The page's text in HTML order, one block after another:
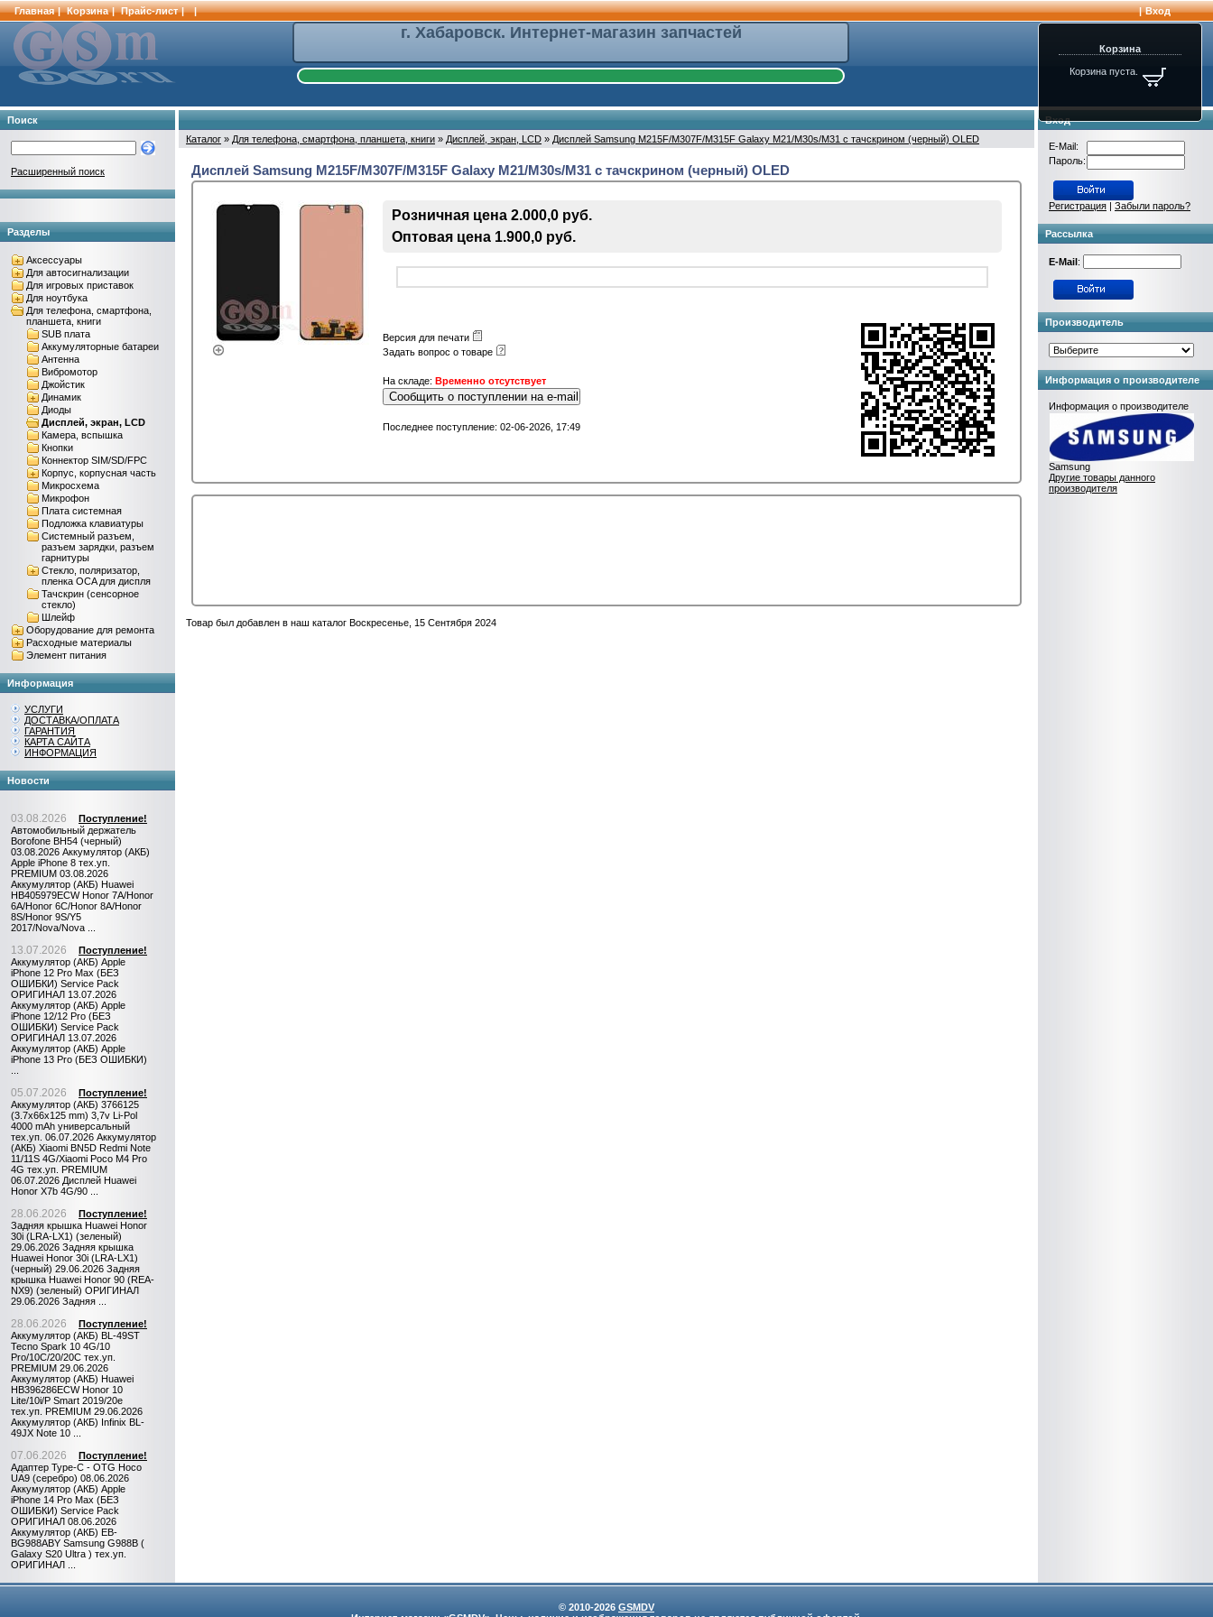
Главная | Корзина | Прайс-лист | | | Вход
г. Хабаровск. Интернет-магазин запчастей
Поиск
Расширенный поиск
Разделы
Аксессуары
Для автосигнализации
Для игровых приставок
Для ноутбука
Для телефона, смартфона,
планшета, книги
SUB плата
Аккумуляторные батареи
Антенна
Вибромотор
Джойстик
Динамик
Диоды
Дисплей, экран, LCD
Камера, вспышка
Кнопки
Коннектор SIM/SD/FPC
Корпус, корпусная часть
Микросхема
Микрофон
Плата системная
Подложка клавиатуры
Системный разъем,
разъем зарядки, разъем
гарнитуры
Стекло, поляризатор,
пленка OCA для диспля
Тачскрин (сенсорное
стекло)
Шлейф
Оборудование для ремонта
Расходные материалы
Элемент питания
Информация
УСЛУГИ
ДОСТАВКА/ОПЛАТА
ГАРАНТИЯ
КАРТА САЙТА
ИНФОРМАЦИЯ
Новости
03.08.2026
Поступление!
Автомобильный держатель
Borofone BH54 (черный)
03.08.2026 Аккумулятор (АКБ)
Apple iPhone 8 тех.уп.
PREMIUM 03.08.2026
Аккумулятор (АКБ) Huawei
HB405979ECW Honor 7A/Honor
6A/Honor 6C/Honor 8A/Honor
8S/Honor 9S/Y5
2017/Nova/Nova ...
13.07.2026
Поступление!
Аккумулятор (АКБ) Apple
iPhone 12 Pro Max (БЕЗ
ОШИБКИ) Service Pack
ОРИГИНАЛ 13.07.2026
Аккумулятор (АКБ) Apple
iPhone 12/12 Pro (БЕЗ
ОШИБКИ) Service Pack
ОРИГИНАЛ 13.07.2026
Аккумулятор (АКБ) Apple
iPhone 13 Pro (БЕЗ ОШИБКИ)
05.07.2026
Поступление!
Аккумулятор (АКБ) 3766125
(3.7x66x125 mm) 3,7v Li-Pol
4000 mAh универсальный
тех.уп. 06.07.2026 Аккумулятор
(АКБ) Xiaomi BN5D Redmi Note
11/11S 4G/Xiaomi Poco M4 Pro
4G тех.уп. PREMIUM
06.07.2026 Дисплей Huawei
Honor X7b 4G/90 ...
28.06.2026
Поступление!
Задняя крышка Huawei Honor
30i (LRA-LX1) (зеленый)
29.06.2026 Задняя крышка
Huawei Honor 30i (LRA-LX1)
(черный) 29.06.2026 Задняя
крышка Huawei Honor 90 (REA-
NX9) (зеленый) ОРИГИНАЛ
29.06.2026 Задняя ...
28.06.2026
Поступление!
Аккумулятор (АКБ) BL-49ST
Tecno Spark 10 4G/10
Pro/10C/20/20C тех.уп.
PREMIUM 29.06.2026
Аккумулятор (АКБ) Huawei
HB396286ECW Honor 10
Lite/10i/P Smart 2019/20e
тех.уп. PREMIUM 29.06.2026
Аккумулятор (АКБ) Infinix BL-
49JX Note 10 ...
07.06.2026
Поступление!
Адаптер Type-C - OTG Hoco
UA9 (серебро) 08.06.2026
Аккумулятор (АКБ) Apple
iPhone 14 Pro Max (БЕЗ
ОШИБКИ) Service Pack
ОРИГИНАЛ 08.06.2026
Аккумулятор (АКБ) EB-
BG988ABY Samsung G988B (
Galaxy S20 Ultra ) тех.уп.
ОРИГИНАЛ ...
Каталог » Для телефона, смартфона, планшета, книги » Дисплей, экран, LCD » Дисплей Samsung M215F/M307F/M315F Galaxy M21/M30s/M31 с тачскрином (черный) OLED
Дисплей Samsung M215F/M307F/M315F Galaxy M21/M30s/M31 с тачскрином (черный) OLED
Розничная цена 2.000,0 руб.
Оптовая цена 1.900,0 руб.
Версия для печати
Задать вопрос о товаре
На складе: Временно отсутствует
Сообщить о поступлении на e-mail
Последнее поступление: 02-06-2026, 17:49
Товар был добавлен в наш каталог Воскресенье, 15 Сентября 2024
Корзина
Корзина пуста.
Вход
E-Mail:
Пароль:
Регистрация | Забыли пароль?
Рассылка
E-Mail:
Производитель
Информация о производителе
Информация о производителе
Samsung
Другие товары данного
производителя
© 2010-2026 GSMDV